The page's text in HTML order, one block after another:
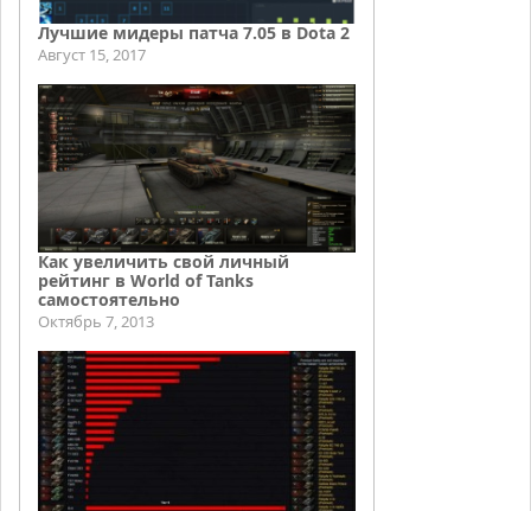
Лучшие мидеры патча 7.05 в Dota 2
Август 15, 2017
Как увеличить свой личный
рейтинг в World of Tanks
самостоятельно
Октябрь 7, 2013